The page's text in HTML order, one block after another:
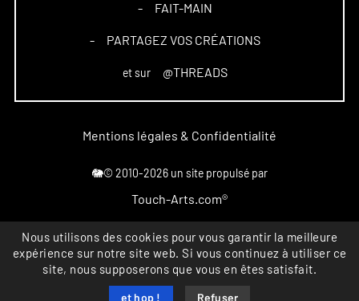
– FAIT-MAIN
– PARTAGEZ VOS CRÉATIONS
et sur @THREADS
Mentions légales & Confidentialité
🐘© 2010-2026 un site propulsé par
Touch-Arts.com®
Marque déposée
All rights reserved
Nous utilisons des cookies pour vous garantir la meilleure
expérience sur notre site web. Si vous continuez à utiliser ce
site, nous supposerons que vous en êtes satisfait.
et hop ! Refuser